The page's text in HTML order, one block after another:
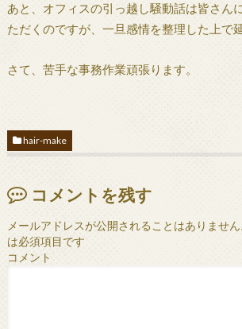
あと、オフィスの引っ越し騒動話は皆さん
ただくのですが、一旦感情を整理した上で
さて、苦手な事務作業頑張ります。
hair-make
コメントを残す
メールアドレスが公開されることはありません
は必須項目です
コメント